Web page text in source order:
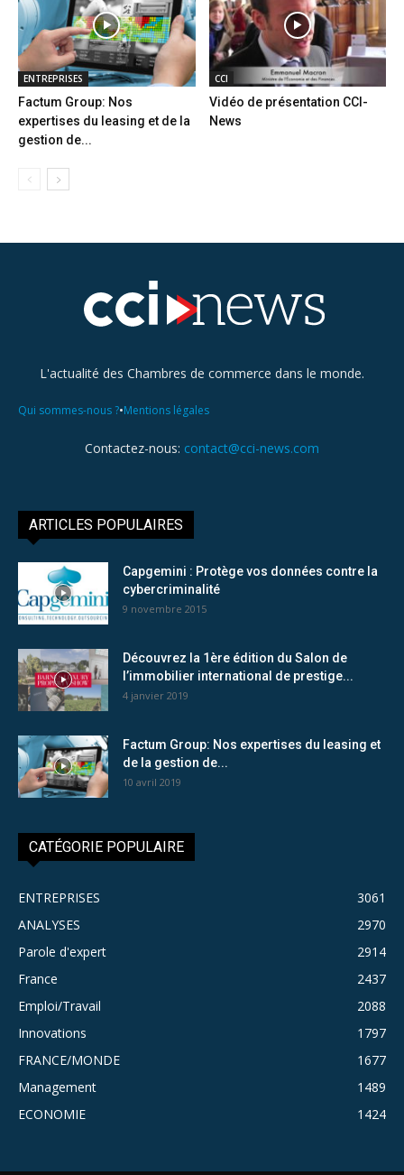
ENTREPRISES
Factum Group: Nos
expertises du leasing et de la
gestion de...
CCI
Vidéo de présentation CCI-
News
L'actualité des Chambres de commerce dans le monde.
Qui sommes-nous ?•Mentions légales
Contactez-nous: contact@cci-news.com
ARTICLES POPULAIRES
Capgemini : Protège vos données contre la
cybercriminalité
9 novembre 2015
Découvrez la 1ère édition du Salon de
l’immobilier international de prestige...
4 janvier 2019
Factum Group: Nos expertises du leasing et
de la gestion de...
10 avril 2019
CATÉGORIE POPULAIRE
ENTREPRISES
3061
ANALYSES
2970
Parole d'expert
2914
France
2437
Emploi/Travail
2088
Innovations
1797
FRANCE/MONDE
1677
Management
1489
ECONOMIE
1424